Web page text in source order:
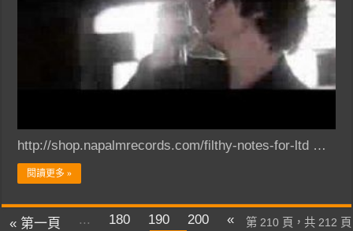
http://shop.napalmrecords.com/filthy-notes-for-ltd …
閱讀更多 »
第 210 頁，共 212 頁
« 第一頁 ... 180 190 200
«